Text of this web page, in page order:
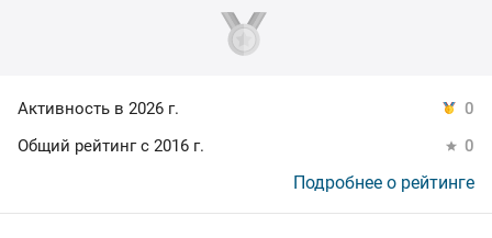
Активность в 2026 г.
0
Общий рейтинг с 2016 г.
0
Подробнее о рейтинге